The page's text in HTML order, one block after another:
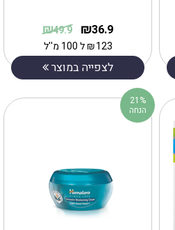
36.9
₪
49.9
₪
123
₪ל 100 מ''ל
לצפייה במוצר
21%
הנחה